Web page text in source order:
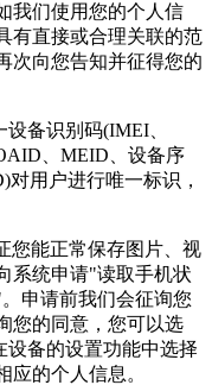
我们使用您的个人信
有直接或合理关联的范
次向您告知并征得您的
备识别码(IMEI、
、MEID、设备序
用户进行唯一标识，
您能正常保存图片、视
系统申请"读取手机状
申请前我们会征询您
您的同意，您可以选
设备的设置功能中选择
应的个人信息。